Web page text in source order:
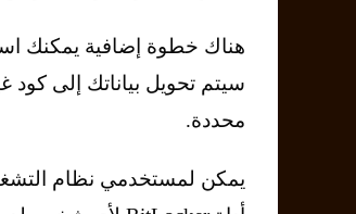
هناك خطوة إضافية يمكنك
سيتم تحويل بياناتك إلى كود
محددة.
يمكن لمستخدمي نظام